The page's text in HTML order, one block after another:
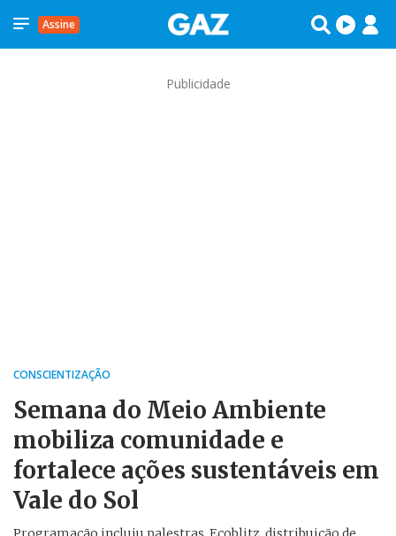
Assine
Publicidade
CONSCIENTIZAÇÃO
Semana do Meio Ambiente
mobiliza comunidade e
fortalece ações sustentáveis em
Vale do Sol